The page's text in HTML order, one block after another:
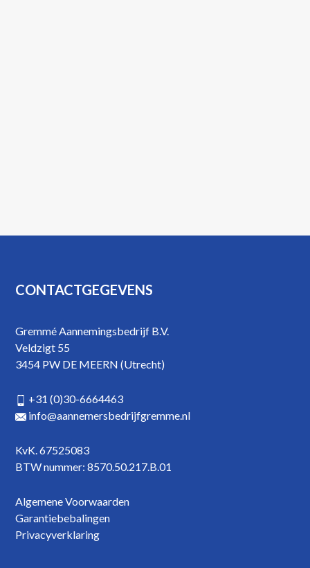
Footer
CONTACTGEGEVENS
Gremmé Aannemingsbedrijf B.V.
Veldzigt 55
3454 PW DE MEERN (Utrecht)
+31 (0)30-6664463
info@aannemersbedrijfgremme.nl
KvK. 67525083
BTW nummer: 8570.50.217.B.01
Algemene Voorwaarden
Garantiebebalingen
Privacyverklaring